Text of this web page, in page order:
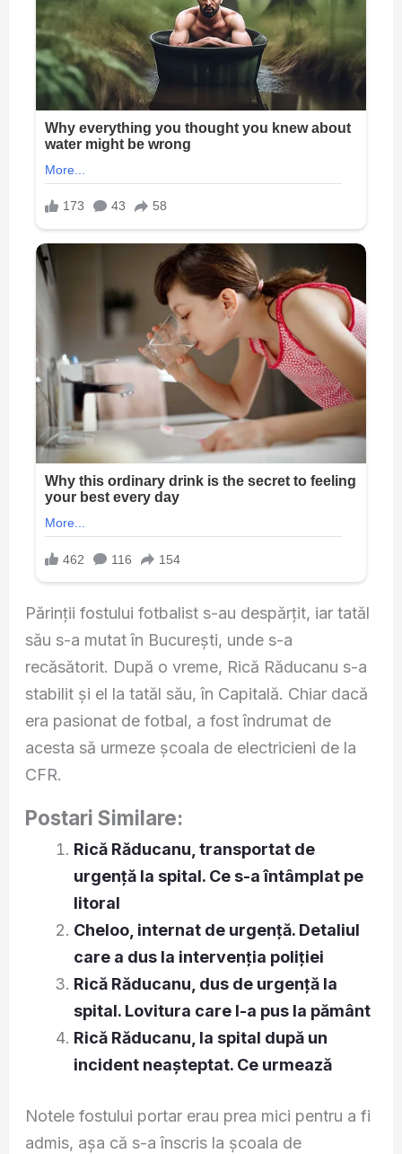
Părinții fostului fotbalist s-au despărțit, iar tatăl
său s-a mutat în București, unde s-a
recăsătorit. După o vreme, Rică Răducanu s-a
stabilit și el la tatăl său, în Capitală. Chiar dacă
era pasionat de fotbal, a fost îndrumat de
acesta să urmeze școala de electricieni de la
CFR.
Postari Similare:
Rică Răducanu, transportat de
urgență la spital. Ce s-a întâmplat pe
litoral
Cheloo, internat de urgență. Detaliul
care a dus la intervenția poliției
Rică Răducanu, dus de urgență la
spital. Lovitura care l-a pus la pământ
Rică Răducanu, la spital după un
incident neașteptat. Ce urmează
Notele fostului portar erau prea mici pentru a fi
admis, așa că s-a înscris la școala de